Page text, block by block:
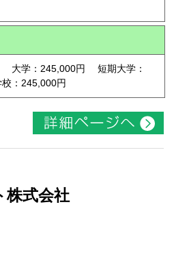
大学：245,000円 短期大学：
：245,000円
株式会社